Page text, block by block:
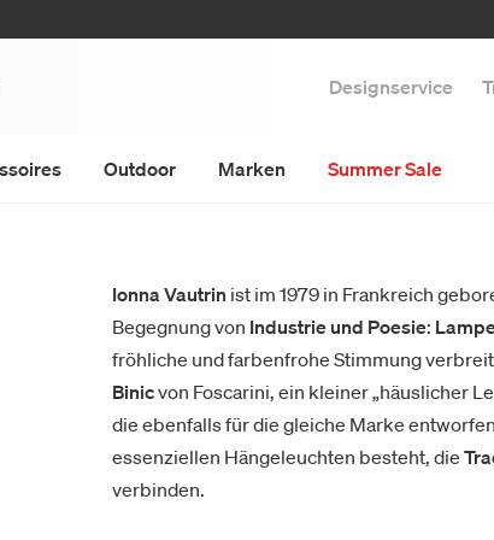
Designservice
Outdoor Marken Summer Sale
Ionna Vautrin ist im 1979 in Frankreich
Begegnung von Industrie und Poesie:
fröhliche und farbenfrohe Stimmung
Binicvon Foscarini, ein kleiner „häuslicher
die ebenfalls für die gleiche Marke
essenziellen Hängeleuchten besteht, die
verbinden.